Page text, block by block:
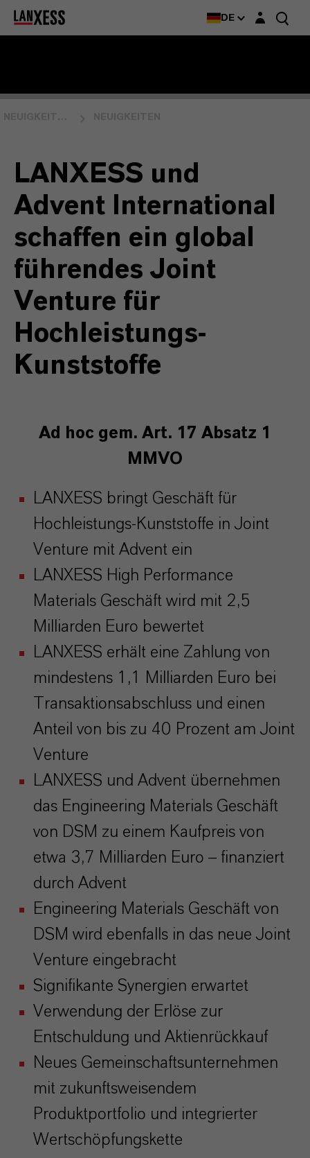
DE Login-Maske
LANXESS und
Advent International
schaffen ein global
führendes Joint
Venture für
Hochleistungs-
Kunststoffe
Ad hoc gem. Art. 17 Absatz 1
MMVO
LANXESS bringt Geschäft für
Hochleistungs-Kunststoffe in Joint
Venture mit Advent ein
LANXESS High Performance
Materials Geschäft wird mit 2,5
Milliarden Euro bewertet
LANXESS erhält eine Zahlung von
mindestens 1,1 Milliarden Euro bei
Transaktionsabschluss und einen
Anteil von bis zu 40 Prozent am Joint
Venture
LANXESS und Advent übernehmen
das Engineering Materials Geschäft
von DSM zu einem Kaufpreis von
etwa 3,7 Milliarden Euro – finanziert
durch Advent
Engineering Materials Geschäft von
DSM wird ebenfalls in das neue Joint
Venture eingebracht
Signifikante Synergien erwartet
Verwendung der Erlöse zur
Entschuldung und Aktienrückkauf
Neues Gemeinschaftsunternehmen
mit zukunftsweisendem
Produktportfolio und integrierter
Wertschöpfungskette